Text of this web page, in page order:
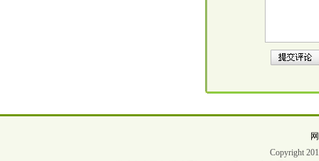
Copyright